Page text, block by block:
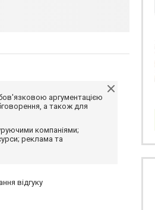
аргументацією
а також для
компаніями;
реклама та
відгуку